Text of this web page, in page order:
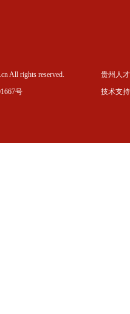
All rights reserved.
号
贵州人
技术支